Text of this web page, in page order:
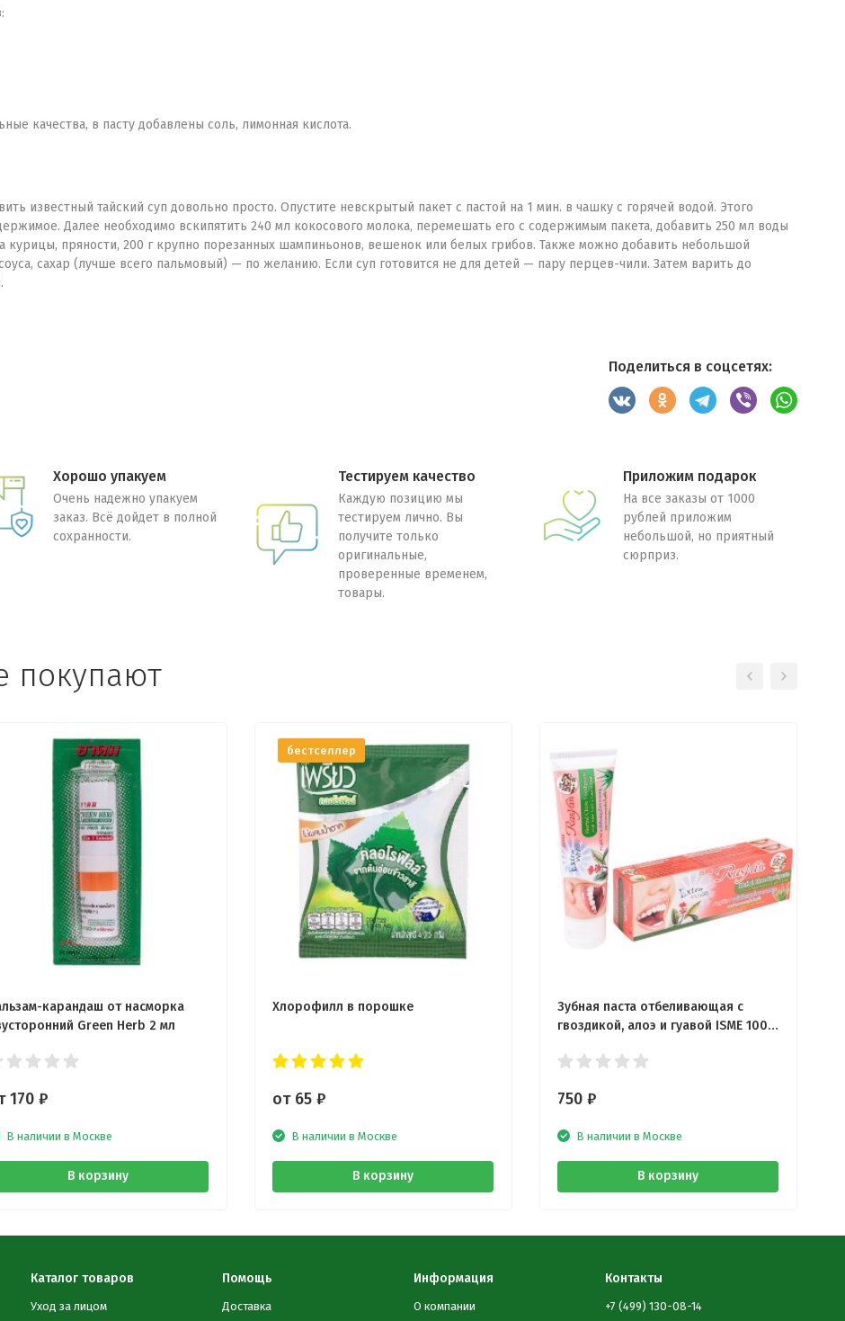
качества, в пасту добавлены соль, лимонная кислота.
известный тайский суп довольно просто. Опустите невскрытый пакет с пастой на 1 мин. в чашку с горячей водой. Этого
Далее необходимо вскипятить 240 мл кокосового молока, перемешать его с содержимым пакета, добавить 250 мл воды
курицы, пряности, 200 г крупно порезанных шампиньонов, вешенок или белых грибов. Также можно добавить небольшой
сахар (лучше всего пальмовый) — по желанию. Если суп готовится не для детей — пару перцев-чили. Затем варить до
Поделиться в соцсетях:
Хорошо упакуем
Очень надежно упакуем
заказ. Всё дойдет в полной
сохранности.
Тестируем качество
Каждую позицию мы
тестируем лично. Вы
получите только
оригинальные,
проверенные временем,
товары.
Приложим подарок
На все заказы от 1000
рублей приложим
небольшой, но приятный
сюрприз.
покупают
карандаш от насморка
Green Herb 2 мл
170₽
В наличии в Москве
В корзину
бестселлер
Хлорофилл в порошке
от 65 ₽
В наличии в Москве
В корзину
Зубная паста отбеливающая с
гвоздикой, алоэ и гуавой ISME 100
750 ₽
В наличии в Москве
В корзину
Каталог товаров
Уход за лицом
Помощь
Доставка
Информация
О компании
Контакты
+7 (499) 130-08-14